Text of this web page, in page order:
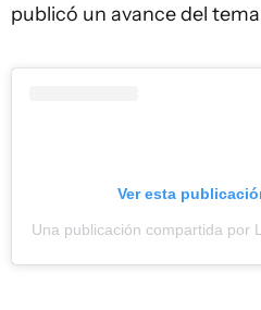
publicó un avance del
Ver esta
Una publicación compartida por